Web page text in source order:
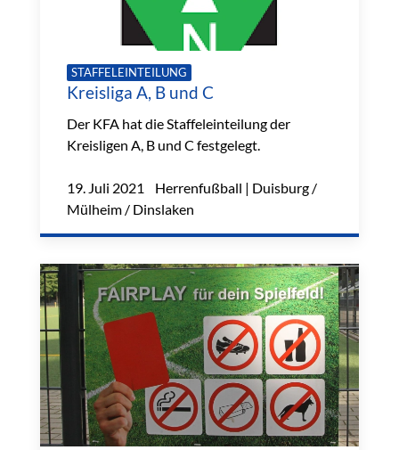
STAFFELEINTEILUNG
Kreisliga A, B und C
Der KFA hat die Staffeleinteilung der
Kreisligen A, B und C festgelegt.
19. Juli 2021 Herrenfußball | Duisburg /
Mülheim / Dinslaken